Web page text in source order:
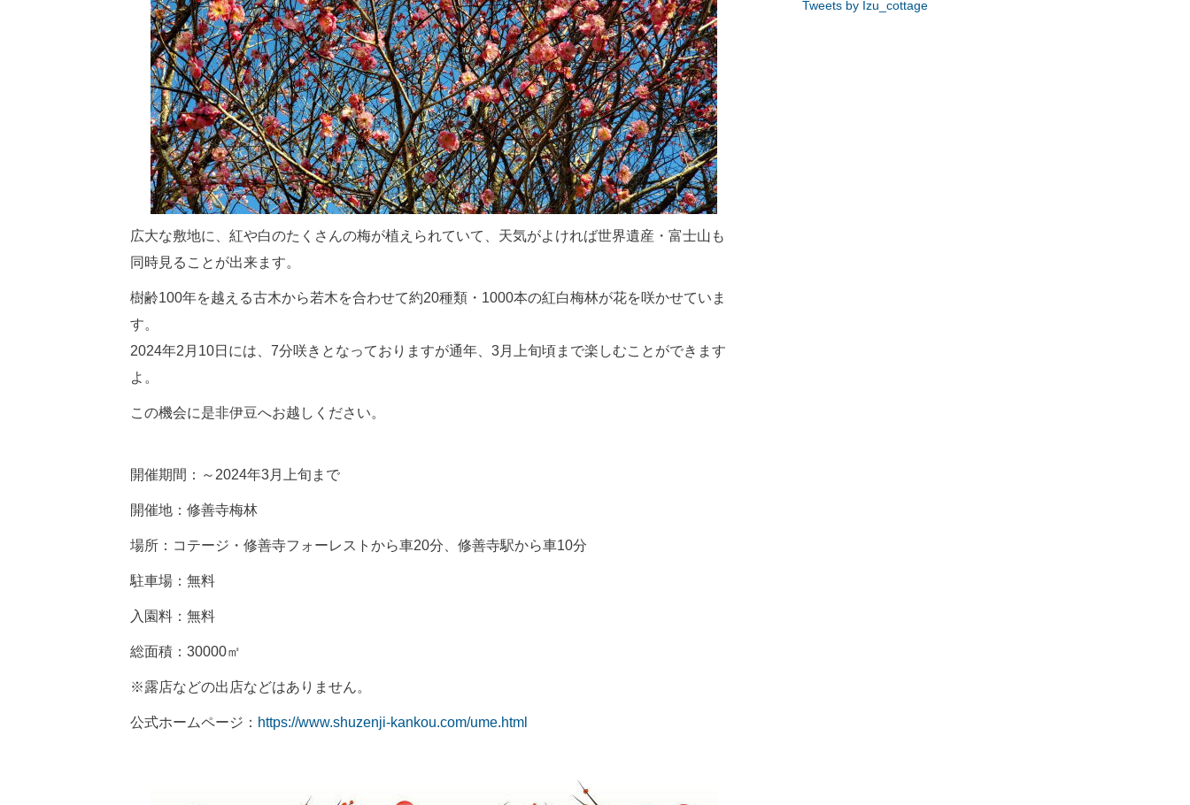
広大な敷地に、紅や白のたくさんの梅が植えられていて、天気がよければ世界遺産・富士山も
同時見ることが出来ます。
樹齢100年を越える古木から若木を合わせて約20種類・1000本の紅白梅林が花を咲かせていま
す。
2024年2月10日には、7分咲きとなっておりますが通年、3月上旬頃まで楽しむことができます
よ。
この機会に是非伊豆へお越しください。
開催期間：～2024年3月上旬まで
開催地：修善寺梅林
場所：コテージ・修善寺フォーレストから車20分、修善寺駅から車10分
駐車場：無料
入園料：無料
総面積：30000㎡
※露店などの出店などはありません。
公式ホームページ： https://www.shuzenji-kankou.com/ume.html
Tweets by Izu_cottage